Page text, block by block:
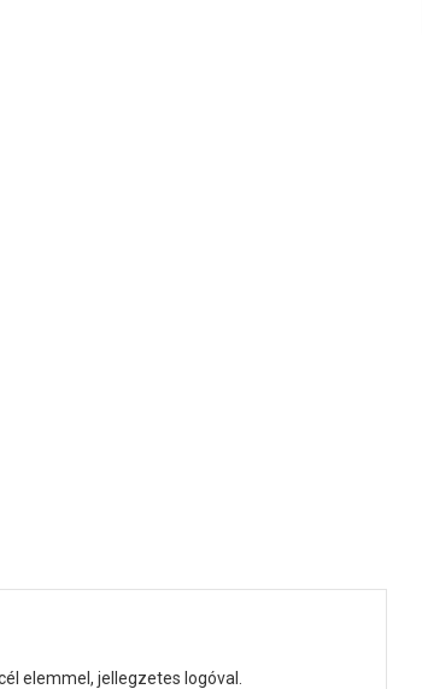
elemmel, jellegzetes logóval.